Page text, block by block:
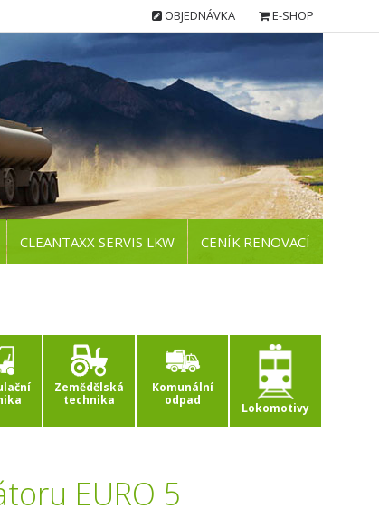
OBJEDNÁVKA E-SHOP
Zemědělská
technika
Komunální
odpad
Lokomotivy
EURO 5
CLEANTAXX SERVIS LKW CENÍK RENOVACÍ